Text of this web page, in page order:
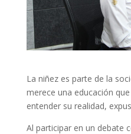
La niñez es parte de la
merece una educación
entender su realidad,
Al participar en un debate